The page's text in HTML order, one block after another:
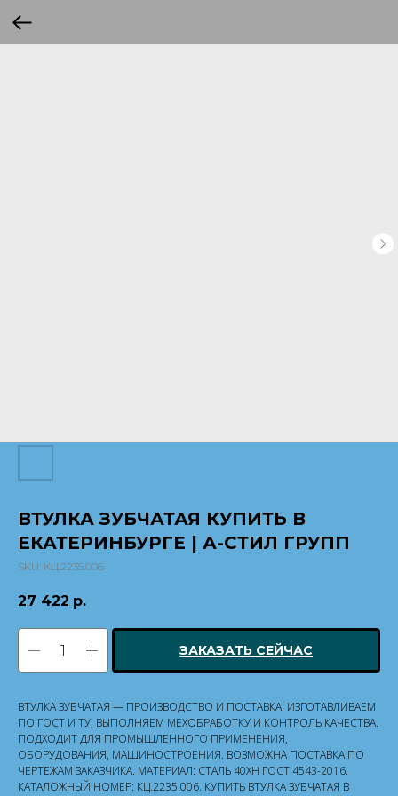
ВТУЛКА ЗУБЧАТАЯ КУПИТЬ В
ЕКАТЕРИНБУРГЕ | А-СТИЛ ГРУПП
SKU: КЦ.2235.006
27 422 р.
ЗАКАЗАТЬ СЕЙЧАС
ВТУЛКА ЗУБЧАТАЯ — ПРОИЗВОДСТВО И ПОСТАВКА. ИЗГОТАВЛИВАЕМ
ПО ГОСТ И ТУ, ВЫПОЛНЯЕМ МЕХОБРАБОТКУ И КОНТРОЛЬ КАЧЕСТВА.
ПОДХОДИТ ДЛЯ ПРОМЫШЛЕННОГО ПРИМЕНЕНИЯ,
ОБОРУДОВАНИЯ, МАШИНОСТРОЕНИЯ. ВОЗМОЖНА ПОСТАВКА ПО
ЧЕРТЕЖАМ ЗАКАЗЧИКА. МАТЕРИАЛ: СТАЛЬ 40ХН ГОСТ 4543-2016.
КАТАЛОЖНЫЙ НОМЕР: КЦ.2235.006. КУПИТЬ ВТУЛКА ЗУБЧАТАЯ В